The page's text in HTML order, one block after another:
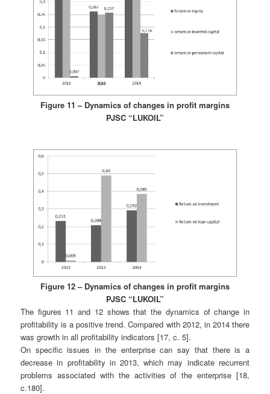
Figure 11 – Dynamics of changes in profit margins
PJSC “LUKOIL”
Figure 12 – Dynamics of changes in profit margins
PJSC “LUKOIL”
The figures 11 and 12 shows that the dynamics of change in
profitability is a positive trend. Compared with 2012, in 2014 there
was growth in all profitability indicators [17, c. 5].
On specific issues in the enterprise can say that there is a
decrease in profitability in 2013, which may indicate recurrent
problems associated with the activities of the enterprise [18,
c.180].